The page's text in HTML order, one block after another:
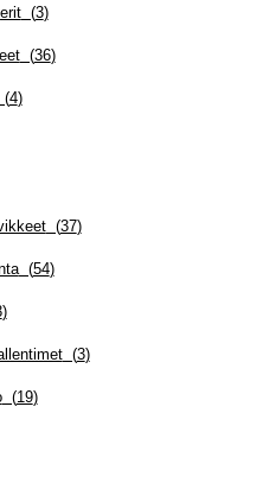
(3)
(36)
4)
(37)
(54)
)
(3)
(19)